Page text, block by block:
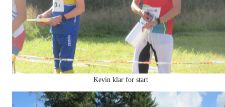
Kevin klar for start